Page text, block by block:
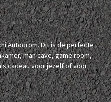
Autodrom. Dit is de perfecte
man cave, game room,
cadeau voor jezelf of voor